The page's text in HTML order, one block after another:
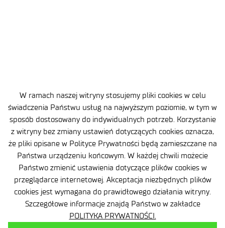
W ramach naszej witryny stosujemy pliki cookies w celu
świadczenia Państwu usług na najwyższym poziomie, w tym w
sposób dostosowany do indywidualnych potrzeb. Korzystanie
z witryny bez zmiany ustawień dotyczących cookies oznacza,
że pliki opisane w Polityce Prywatności będą zamieszczane na
Państwa urządzeniu końcowym. W każdej chwili możecie
Państwo zmienić ustawienia dotyczące plików cookies w
przeglądarce internetowej. Akceptacja niezbędnych plików
cookies jest wymagana do prawidłowego działania witryny.
Szczegółowe informacje znajdą Państwo w zakładce
POLITYKA PRYWATNOŚCI.
+48 22 54 87 816
sekretariat@imif.lukasiewicz.gov.pl
Dane osobowe
Deklaracja Dostępności
Polityka Prywatności
Ważne informacje
Zamówienia publiczne